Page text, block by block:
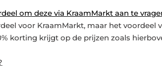
om deze via KraamMarkt aan te
voor KraamMarkt, maar het
korting krijgt op de prijzen zoals